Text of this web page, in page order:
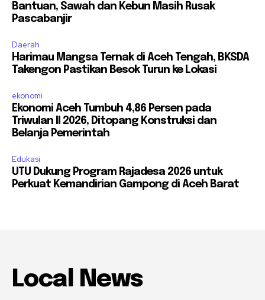
Bantuan, Sawah dan Kebun Masih Rusak
Pascabanjir
Daerah
Harimau Mangsa Ternak di Aceh Tengah, BKSDA
Takengon Pastikan Besok Turun ke Lokasi
ekonomi
Ekonomi Aceh Tumbuh 4,86 Persen pada
Triwulan II 2026, Ditopang Konstruksi dan
Belanja Pemerintah
Edukasi
UTU Dukung Program Rajadesa 2026 untuk
Perkuat Kemandirian Gampong di Aceh Barat
Local News